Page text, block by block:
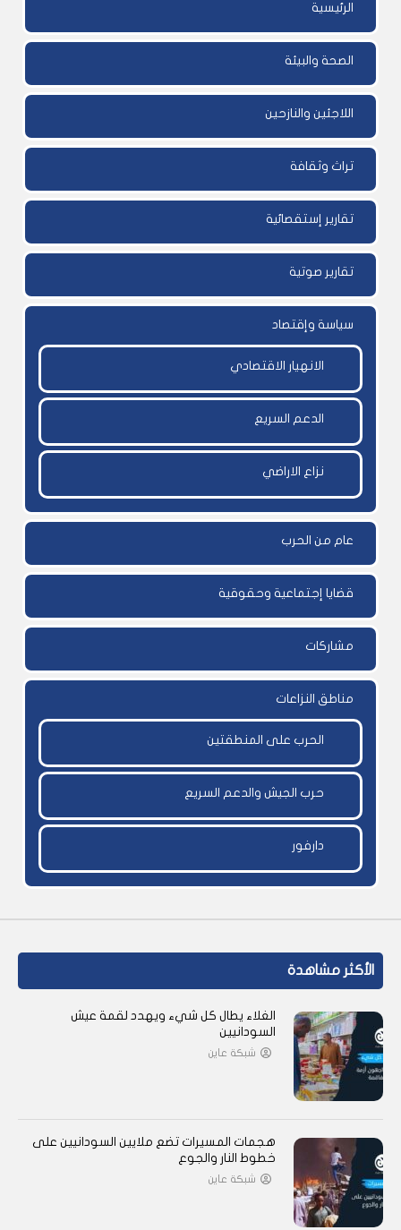
الرئيسية
الصحة والبيئة
اللاجئين والنازحين
تراث وثقافة
تقارير إستقصائية
تقارير صوتية
سياسة وإقتصاد
الانهيار الاقتصادي
الدعم السريع
نزاع الاراضي
عام من الحرب
قضايا إجتماعية وحقوقية
مشاركات
مناطق النزاعات
الحرب على المنطقتين
حرب الجيش والدعم السريع
دارفور
الأكثر مشاهدة
الغلاء يطال كل شيء ويهدد لقمة عيش
السودانيين
شبكة عاين
هجمات المسيرات تضع ملايين السودانيين على
خطوط النار والجوع
شبكة عاين